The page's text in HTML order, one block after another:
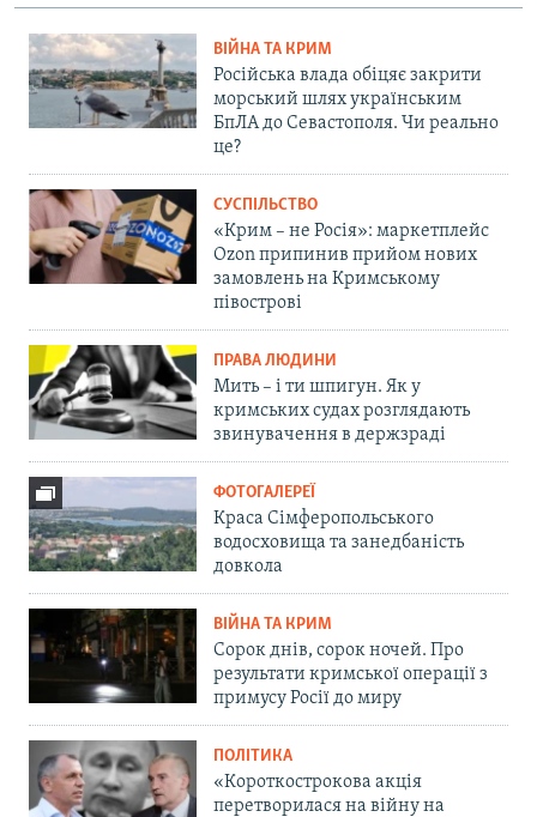
ВІЙНА ТА КРИМ
Російська влада обіцяє закрити
морський шлях українським
БпЛА до Севастополя. Чи реально
це?
СУСПІЛЬСТВО
«Крим – не Росія»: маркетплейс
Ozon припинив прийом нових
замовлень на Кримському
півострові
ПРАВА ЛЮДИНИ
Мить – і ти шпигун. Як у
кримських судах розглядають
звинувачення в держзраді
ФОТОГАЛЕРЕЇ
Краса Сімферопольського
водосховища та занедбаність
довкола
ВІЙНА ТА КРИМ
Сорок днів, сорок ночей. Про
результати кримської операції з
примусу Росії до миру
ПОЛІТИКА
«Короткострокова акція
перетворилася на війну на